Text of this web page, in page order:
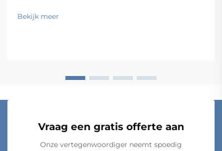
operationele factoren die direct van invloed zijn op
zowel de functionaliteit als de langetermijnprestaties.
Bekijk meer
Vraag een gratis offerte aan
Onze vertegenwoordiger neemt spoedig